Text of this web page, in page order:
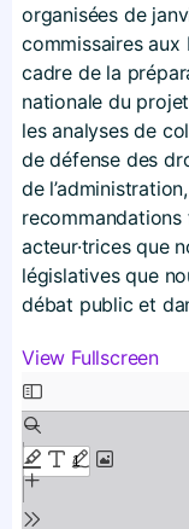
organisées de
commissaires aux
cadre de la
nationale du
les analyses de
de défense des
de
recommandations
acteur·trices que
législatives que
débat public et
View Fullscreen